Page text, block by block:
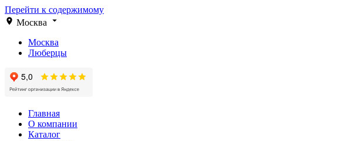
Перейти к содержимому
Москва
Москва
Люберцы
Главная
О компании
Каталог